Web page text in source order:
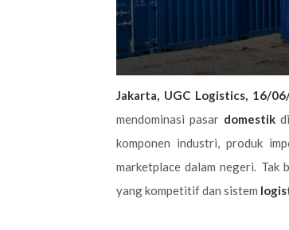
Jakarta, UGC Logistics, 16/
mendominasi pasar domestik
komponen industri, produk
marketplace dalam negeri. Tak
yang kompetitif dan sistem